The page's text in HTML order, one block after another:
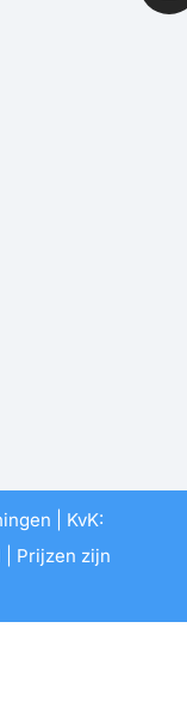
| KvK:
| Prijzen zijn